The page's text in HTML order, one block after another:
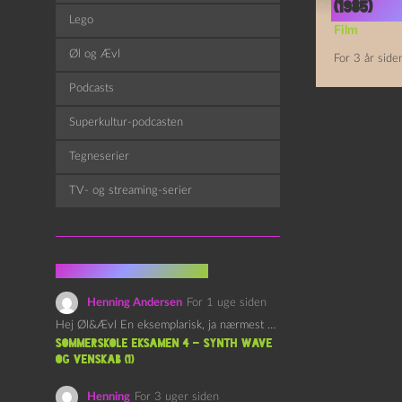
(1985)
Film
For 3 år
Lego
Øl og Ævl
Podcasts
Superkultur-podcasten
Tegneserier
TV- og streaming-serier
Henning Andersen For 1 uge siden
Hej Øl&Ævl En eksemplarisk, ja nærmest yndefuld, afslutning på SOMMERSKOLEN.…
Sommerskole Eksamen 4 – Synth Wave
og Venskab (1)
Henning For 3 uger siden